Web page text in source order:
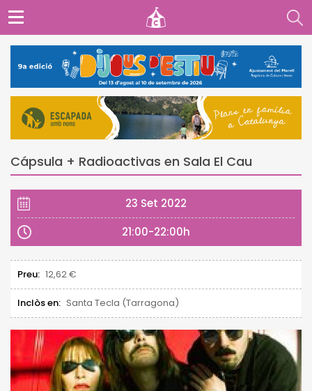
Cápsula + Radioactivas en Sala El Cau
23 Set 2022
21:00-22:00h
Preu: 12,62 €
Inclòs en: Santa Tecla (Tarragona)